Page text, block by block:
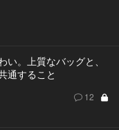
い。上質なバッグと、
通すること
12